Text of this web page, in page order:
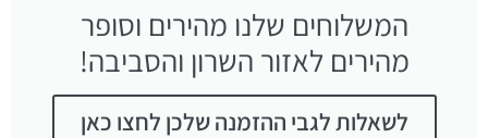
המשלוחים שלנו מהירים וסופר
מהירים לאזור השרון והסביבה!
לשאלות לגבי ההזמנה שלכן לחצו כאן